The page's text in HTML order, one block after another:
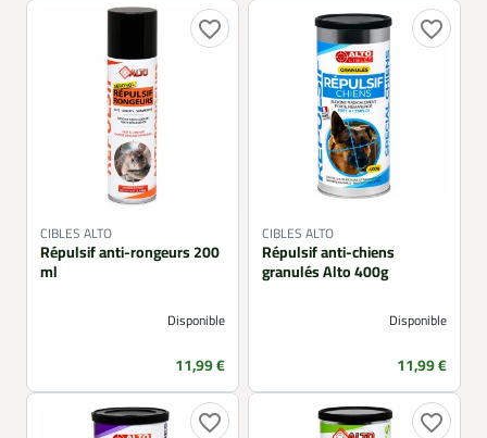
favorite_border
CIBLES ALTO
Répulsif anti-rongeurs 200
ml
Disponible
Prix
11,99 €
favorite_border
CIBLES ALTO
Répulsif anti-chiens
granulés Alto 400g
Disponible
Prix
11,99 €
favorite_border favorite_border